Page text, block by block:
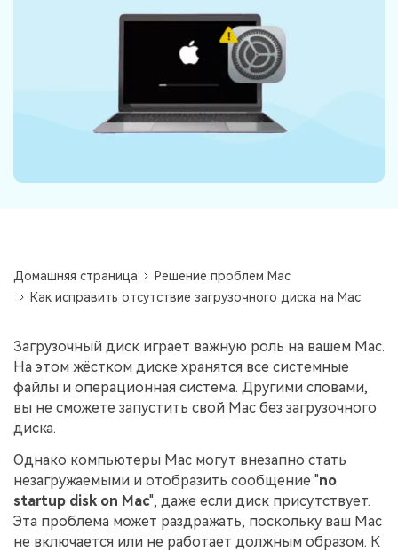
НАЙТИ БОЛЬШЕ РЕШЕНИЙ
Домашняя страница
Решение проблем Mac
Как исправить отсутствие загрузочного диска на Mac
Загрузочный диск играет важную роль на вашем Mac.
На этом жёстком диске хранятся все системные
файлы и операционная система. Другими словами,
вы не сможете запустить свой Mac без загрузочного
диска.
Однако компьютеры Mac могут внезапно стать
незагружаемыми и отобразить сообщение "no
startup disk on Mac", даже если диск присутствует.
Эта проблема может раздражать, поскольку ваш Mac
не включается или не работает должным образом. К